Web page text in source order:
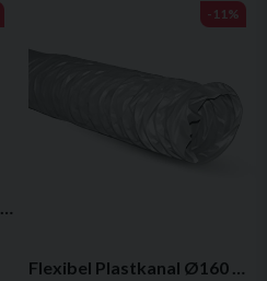
Ljuddämpare Ø 125mm, L: 1200mm, B: 175mm, H: 175mm
Flexibel Plastkanal Ø160 mm, 6 m - PVC
-11%